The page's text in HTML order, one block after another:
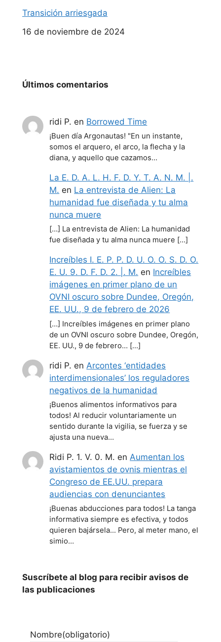
Transición arriesgada
Fecha
16 de noviembre de 2024
Últimos comentarios
ridi P. en Borrowed Time
¡Buen día Argonautas! "En un instante,
somos el arquero, el arco, la flecha y la
diana, y aquello que cazamos…
La E. D. A. L. H. F. D. Y. T. A. N. M. |.
M. en La entrevista de Alien: La
humanidad fue diseñada y tu alma
nunca muere
[…] La entrevista de Alien: La humanidad
fue diseñada y tu alma nunca muere […]
Increíbles I. E. P. P. D. U. O. O. S. D. O.
E. U. 9. D. F. D. 2. |. M. en Increíbles
imágenes en primer plano de un
OVNI oscuro sobre Dundee, Oregón,
EE. UU., 9 de febrero de 2026
[…] Increíbles imágenes en primer plano
de un OVNI oscuro sobre Dundee, Oregón,
EE. UU., 9 de febrero… […]
ridi P. en Arcontes ‘entidades
interdimensionales’ los reguladores
negativos de la humanidad
¡Buenos alimentos informativos para
todos! Al reducir voluntariamente un
sentido durante la vigilia, se fuerza y se
ajusta una nueva…
Ridi P. 1. V. 0. M. en Aumentan los
avistamientos de ovnis mientras el
Congreso de EE.UU. prepara
audiencias con denunciantes
¡Buenas abducciones para todos! La tanga
informativa siempre es efectiva, y todos
quieren bajársela... Pero, al meter mano, el
simio…
Suscríbete al blog para recibir avisos de
las publicaciones
Nombre(obligatorio)